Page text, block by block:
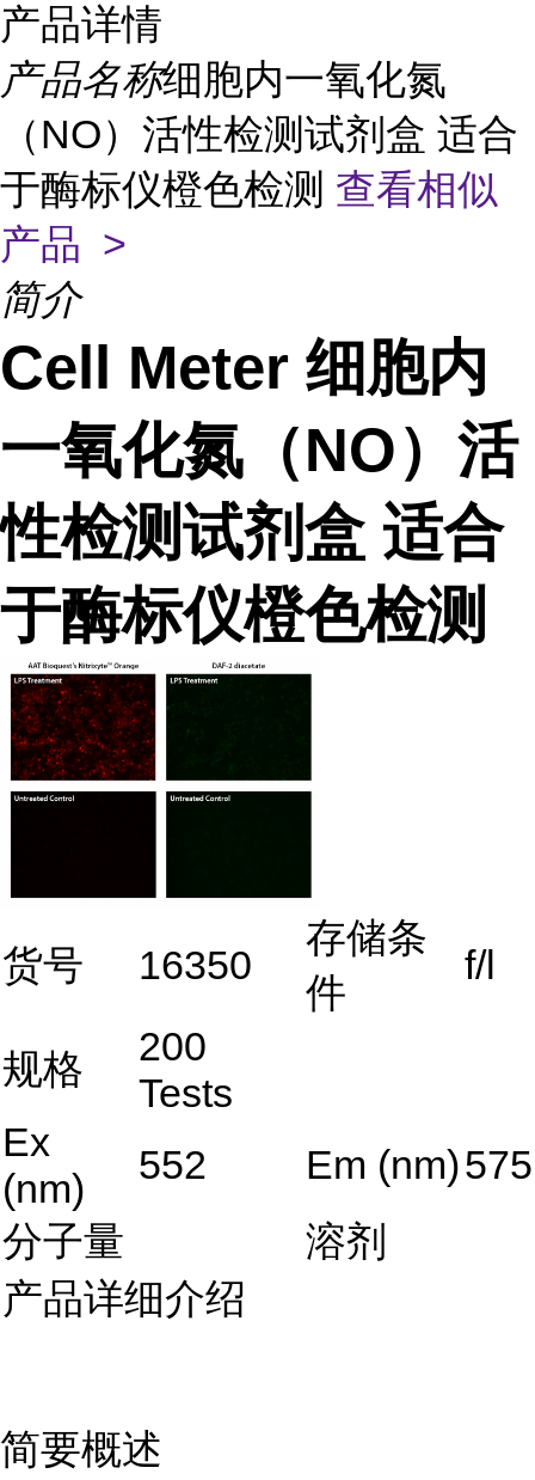
产品详情
产品名称细胞内一氧化氮
（NO）活性检测试剂盒 适合
于酶标仪橙色检测 查看相似
产品 >
简介
Cell Meter 细胞内
一氧化氮（NO）活
性检测试剂盒 适合
于酶标仪橙色检测
货号 16350
存储条
件
f/l
规格
200
Tests
Ex
(nm)
552 Em (nm)575
分子量
溶剂
产品详细介绍
简要概述